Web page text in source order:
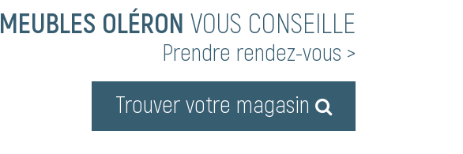
MEUBLES OLÉRON VOUS CONSEILLE
Prendre rendez-vous >
Trouver votre magasin